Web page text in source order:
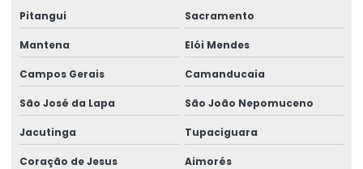
Serviço De Reforma De Pontes Rolantes
Serviços Especializados Em Reforma De Pontes Rolantes
Sinalizador áudio visual
Sistema De Içamento Com Trole Motorizado
Pitangui Sacramento
Mantena Elói Mendes
Campos Gerais Camanducaia
São José da Lapa São João Nepomuceno
Jacutinga Tupaciguara
Coração de Jesus Aimorés